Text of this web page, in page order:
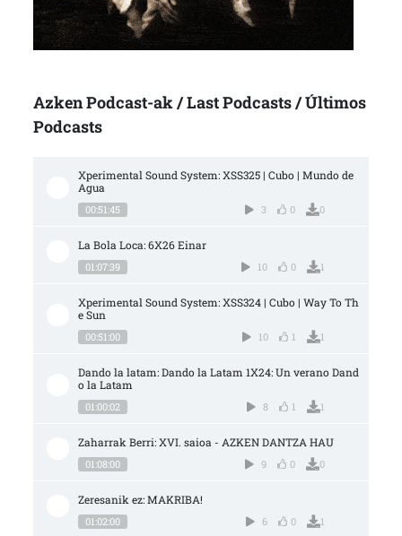
Azken Podcast-ak / Last Podcasts / Últimos
Podcasts
Xperimental Sound System: XSS325 | Cubo | Mundo de
Agua
00:51:45 3 0 0
La Bola Loca: 6X26 Einar
01:07:39 10 0 1
Xperimental Sound System: XSS324 | Cubo | Way To Th
e Sun
00:51:00 10 1 1
Dando la latam: Dando la Latam 1X24: Un verano Dand
o la Latam
01:00:02 8 1 1
Zaharrak Berri: XVI. saioa - AZKEN DANTZA HAU
01:08:00 9 0 0
Zeresanik ez: MAKRIBA!
01:02:00 6 0 1